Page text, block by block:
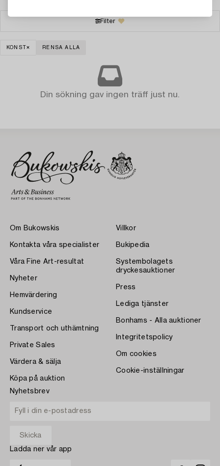
Filter
KONST RENSA ALLA
Din sökning gav ingen träff just nu.
Om Bukowskis
Kontakta våra specialister
Våra Fine Art-resultat
Nyheter
Hemvärdering
Kundservice
Transport och uthämtning
Private Sales
Värdera & sälja
Köpa på auktion
Villkor
Bukipedia
Systembolagets
dryckesauktioner
Press
Lediga tjänster
Bonhams - Alla auktioner
Integritetspolicy
Om cookies
Cookie-inställningar
Nyhetsbrev
Ladda ner vår app